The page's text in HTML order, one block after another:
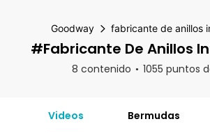
Goodway fabricante de anillos
#fabricante De Anillos
8 contenido 1055 puntos
Videos Bermudas